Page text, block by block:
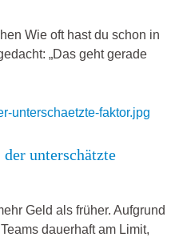
Wie oft hast du schon in
„Das geht gerade
unterschätzte
Geld als früher. Aufgrund
dauerhaft am Limit,